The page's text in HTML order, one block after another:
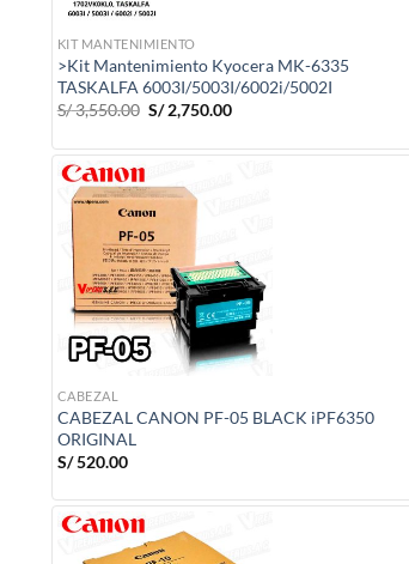
KIT MANTENIMIENTO
>Kit Mantenimiento Kyocera MK-6335
TASKALFA 6003I/5003I/6002i/5002I
S/3,550.00 El
precio
era:
S/2,750.00El
es:
CABEZAL
CABEZAL CANON PF-05 BLACK iPF6350
ORIGINAL
S/520.00